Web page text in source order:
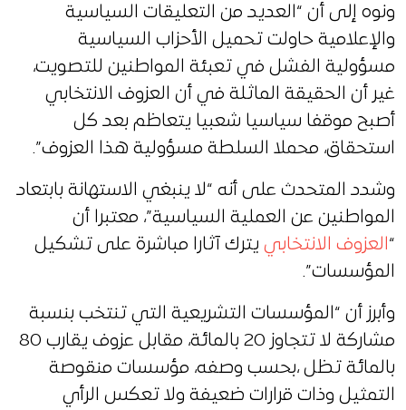
ونوه إلى أن “العديد من التعليقات السياسية
والإعلامية حاولت تحميل الأحزاب السياسية
مسؤولية الفشل في تعبئة المواطنين للتصويت،
غير أن الحقيقة الماثلة في أن العزوف الانتخابي
أصبح موقفا سياسيا شعبيا يتعاظم بعد كل
استحقاق، محملا السلطة مسؤولية هذا العزوف”.
وشدد المتحدث على أنه “لا ينبغي الاستهانة بابتعاد
المواطنين عن العملية السياسية”، معتبرا أن
“العزوف الانتخابي يترك آثارا مباشرة على تشكيل
المؤسسات”.
وأبرز أن “المؤسسات التشريعية التي تنتخب بنسبة
مشاركة لا تتجاوز 20 بالمائة، مقابل عزوف يقارب 80
بالمائة تظل ،بحسب وصفه، مؤسسات منقوصة
التمثيل وذات قرارات ضعيفة ولا تعكس الرأي